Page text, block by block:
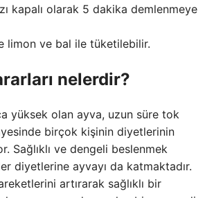
kapalı olarak 5 dakika demlenmeye
limon ve bal ile tüketilebilir.
nelerdir?
yüksek olan ayva, uzun süre tok
birçok kişinin diyetlerinin
Sağlıklı ve dengeli beslenmek
diyetlerine ayvayı da katmaktadır.
artırarak sağlıklı bir